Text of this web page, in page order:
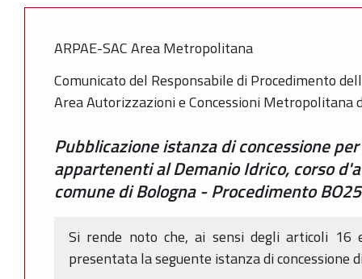
ARPAE-SAC Area Metropolitana
Comunicato del Responsabile di Procedimento
Area Autorizzazioni e Concessioni Metropolitana
Pubblicazione istanza di concessione
appartenenti al Demanio Idrico, corso
comune di Bologna - Procedimento
Si rende noto che, ai sensi degli articoli
presentata la seguente istanza di concessione